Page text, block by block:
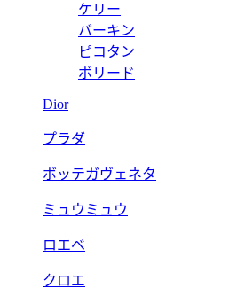
ケリー
バーキン
ピコタン
ボリード
Dior
プラダ
ボッテガヴェネタ
ミュウミュウ
ロエベ
クロエ